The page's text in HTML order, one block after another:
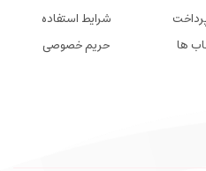
ها
شرایط استفاده
حریم خصوصی